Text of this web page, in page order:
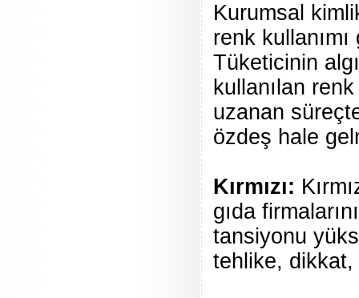
Kurumsal
renk
Tüketicinin
kullanılan
uzanan
özdeş hale
Kırmızı:
gıda
tansiyonu
tehlike, dikkat,